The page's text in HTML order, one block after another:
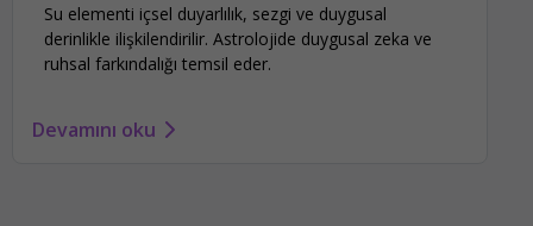
Su elementi içsel duyarlılık, sezgi ve duygusal
derinlikle ilişkilendirilir. Astrolojide duygusal zeka ve
ruhsal farkındalığı temsil eder.
Devamını oku